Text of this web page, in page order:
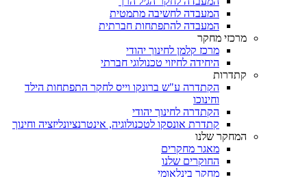
המעבדה לחשיבה מתמטית
המעבדה להתפתחות חברתית
מרכזי מחקר
מרכז קלמן לחינוך יהודי
היחידה לחיזוי טכנולוגי חברתי
קתדרות
הקתדרה ע"ש ברונקו וייס לחקר התפתחות הילד
וחינוכו
הקתדרה לחינוך יהודי
קתדרת אונסקו לטכנולוגיה, אינטרנציונליזציה וחינוך
המחקר שלנו
מאגר מחקרים
החוקרים שלנו
מחקר בינלאומי